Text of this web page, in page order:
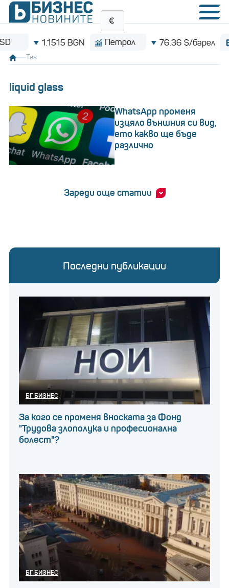
1.1515 BGN Петрол 76.36 $/барел
Таг
liquid glass
WhatsApp променя
изцяло външния си вид,
ето какво ще бъде
различно
Зареди още статии
Последни публикации
БГ БИЗНЕС
За кого се променя вноската за Фонд
"Трудова злополука и професионална
болест"?
БГ БИЗНЕС